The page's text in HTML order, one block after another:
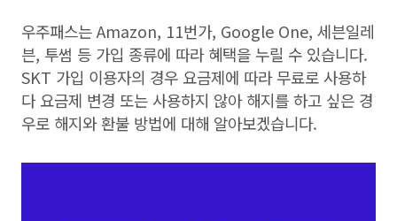
우주패스는Amazon, 11번가, Google One, 세븐일레
븐, 투썸 등 가입 종류에 따라 혜택을 누릴 수 있습니다.
SKT 가입 이용자의 경우 요금제에 따라 무료로 사용하
다 요금제 변경 또는 사용하지 않아 해지를 하고 싶은 경
우로 해지와 환불 방법에 대해 알아보겠습니다.